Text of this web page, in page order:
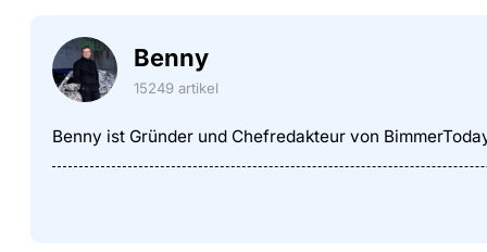
Benny
15249 artikel
Benny ist Gründer und Chefredakteur von